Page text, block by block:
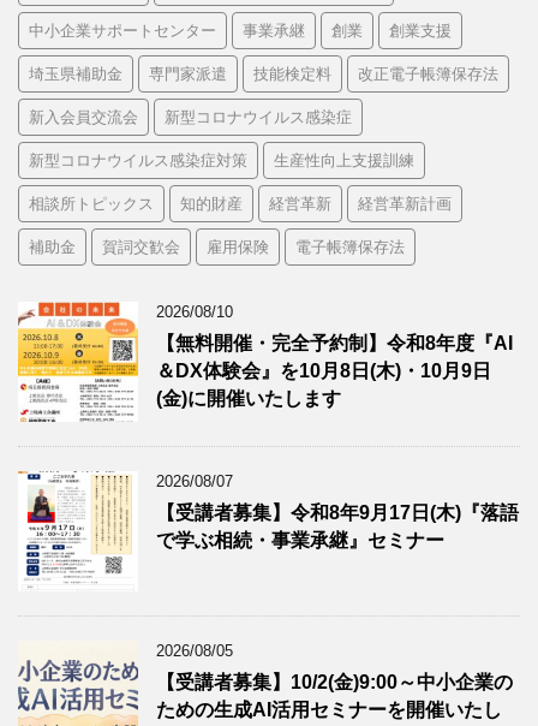
中小企業サポートセンター 事業承継 創業 創業支援
埼玉県補助金 専門家派遣 技能検定料 改正電子帳簿保存法
新入会員交流会 新型コロナウイルス感染症
新型コロナウイルス感染症対策 生産性向上支援訓練
相談所トピックス 知的財産 経営革新 経営革新計画
補助金 賀詞交歓会 雇用保険 電子帳簿保存法
2026/08/10
【無料開催・完全予約制】令和8年度『AI
＆DX体験会』を10月8日(木)・10月9日
(金)に開催いたします
2026/08/07
【受講者募集】令和8年9月17日(木)『落語
で学ぶ相続・事業承継』セミナー
2026/08/05
【受講者募集】10/2(金)9:00～中小企業の
ための生成AI活用セミナーを開催いたし